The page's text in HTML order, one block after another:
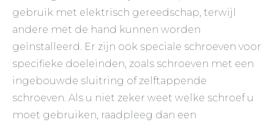
gebruik met elektrisch gereedschap, terwijl
andere met de hand kunnen worden
geïnstalleerd. Er zijn ook speciale schroeven voor
specifieke doeleinden, zoals schroeven met een
ingebouwde sluitring of zelftappende
schroeven. Als u niet zeker weet welke schroef u
moet gebruiken, raadpleeg dan een